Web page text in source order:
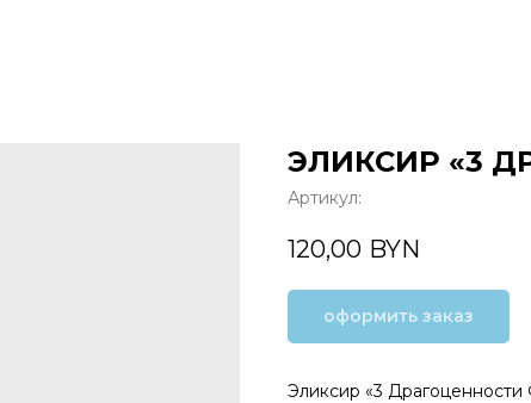
ЭЛИКСИР «3
Артикул:
120,00 BYN
оформить заказ
Эликсир «3